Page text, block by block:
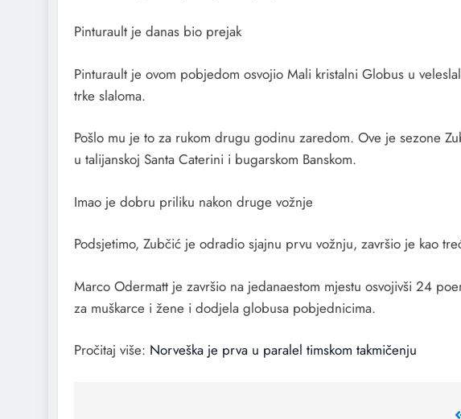
Pinturault je danas bio prejak
Pinturault je ovom pobjedom osvojio Mali kristalni Globus u
trke slaloma.
Pošlo mu je to za rukom drugu godinu zaredom. Ove je sezone
u talijanskoj Santa Caterini i bugarskom Banskom.
Imao je dobru priliku nakon druge vožnje
Podsjetimo, Zubčić je odradio sjajnu prvu vožnju, završio je kao
Marco Odermatt je završio na jedanaestom mjestu osvojivši 24
za muškarce i žene i dodjela globusa pobjednicima.
Pročitaj više: Norveška je prva u paralel timskom takmičenju